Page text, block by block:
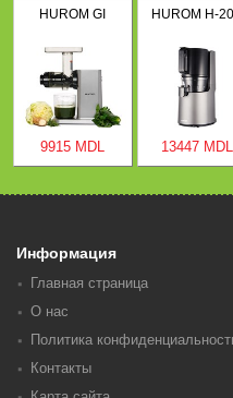
HUROM GI
9915 MDL
HUROM H-
13447 MDL
Информация
Главная страница
О нас
Политика
Контакты